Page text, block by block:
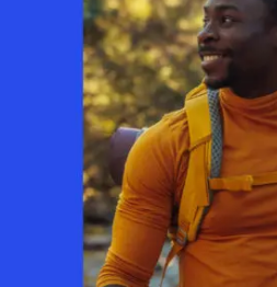
de Vídeo
de Vídeo
em Vídeo